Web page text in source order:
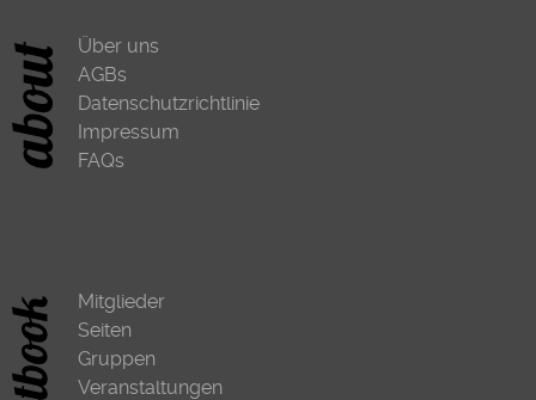
Über uns
AGBs
Datenschutzrichtlinie
Impressum
FAQs
Mitglieder
Seiten
Gruppen
Veranstaltungen